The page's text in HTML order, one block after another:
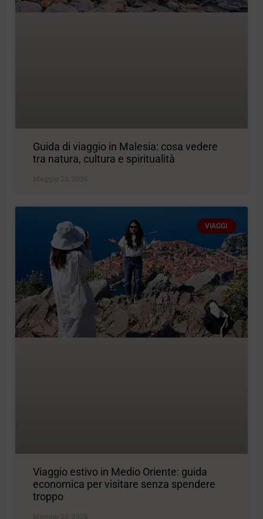
Guida di viaggio in Malesia: cosa vedere
tra natura, cultura e spiritualità
Maggio 22, 2026
VIAGGI
Viaggio estivo in Medio Oriente: guida
economica per visitare senza spendere
troppo
Maggio 20, 2026